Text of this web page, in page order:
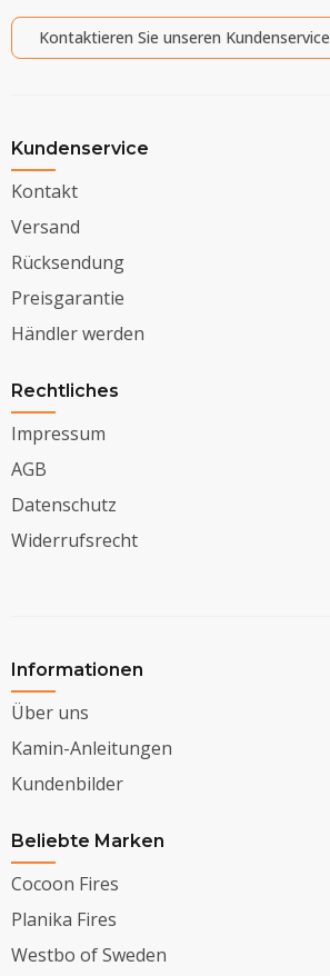
Kontaktieren Sie unseren Kundenservice
Kundenservice
Kontakt
Versand
Rücksendung
Preisgarantie
Händler werden
Rechtliches
Impressum
AGB
Datenschutz
Widerrufsrecht
Informationen
Über uns
Kamin-Anleitungen
Kundenbilder
Beliebte Marken
Cocoon Fires
Planika Fires
Westbo of Sweden